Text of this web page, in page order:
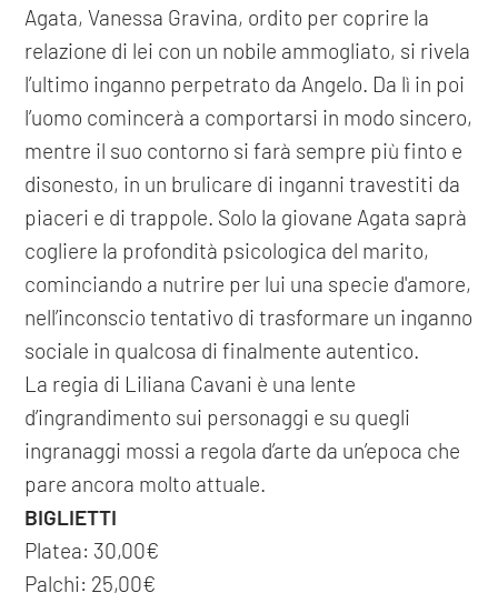
Agata, Vanessa Gravina, ordito per coprire la
relazione di lei con un nobile ammogliato, si rivela
l’ultimo inganno perpetrato da Angelo. Da lì in poi
l’uomo comincerà a comportarsi in modo sincero,
mentre il suo contorno si farà sempre più finto e
disonesto, in un brulicare di inganni travestiti da
piaceri e di trappole. Solo la giovane Agata saprà
cogliere la profondità psicologica del marito,
cominciando a nutrire per lui una specie d'amore,
nell’inconscio tentativo di trasformare un inganno
sociale in qualcosa di finalmente autentico.
La regia di Liliana Cavani è una lente
d’ingrandimento sui personaggi e su quegli
ingranaggi mossi a regola d’arte da un’epoca che
pare ancora molto attuale.
BIGLIETTI
Platea: 30,00€
Palchi: 25,00€